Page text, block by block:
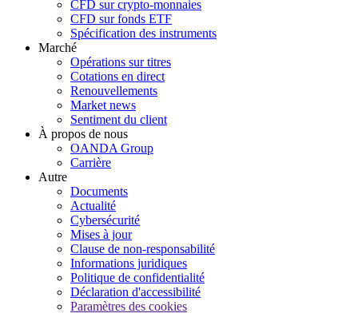
CFD sur crypto-monnaies
CFD sur fonds ETF
Spécification des instruments
Marché
Opérations sur titres
Cotations en direct
Renouvellements
Market news
Sentiment du client
À propos de nous
OANDA Group
Carrière
Autre
Documents
Actualité
Cybersécurité
Mises à jour
Clause de non-responsabilité
Informations juridiques
Politique de confidentialité
Déclaration d'accessibilité
Paramètres des cookies